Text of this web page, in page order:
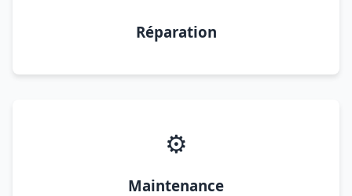
Réparation
⚙️
Maintenance